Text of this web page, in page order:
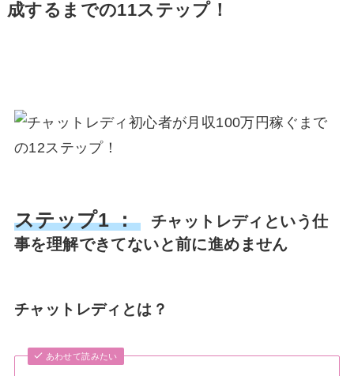
成するまでの11ステップ！
ステップ1 ：
チャットレディという仕
事を理解できてないと前に進めません
チャットレディとは？
あわせて読みたい